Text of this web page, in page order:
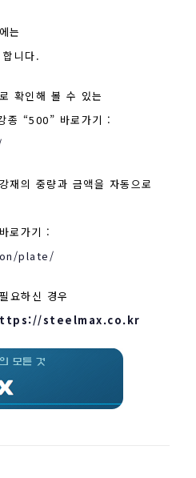
는
니다.
확인해 볼 수 있는
종 “500” 바로가기 :
재의 중량과 금액을 자동으로
로가기 :
plate/
요하신 경우
steelmax.co.kr